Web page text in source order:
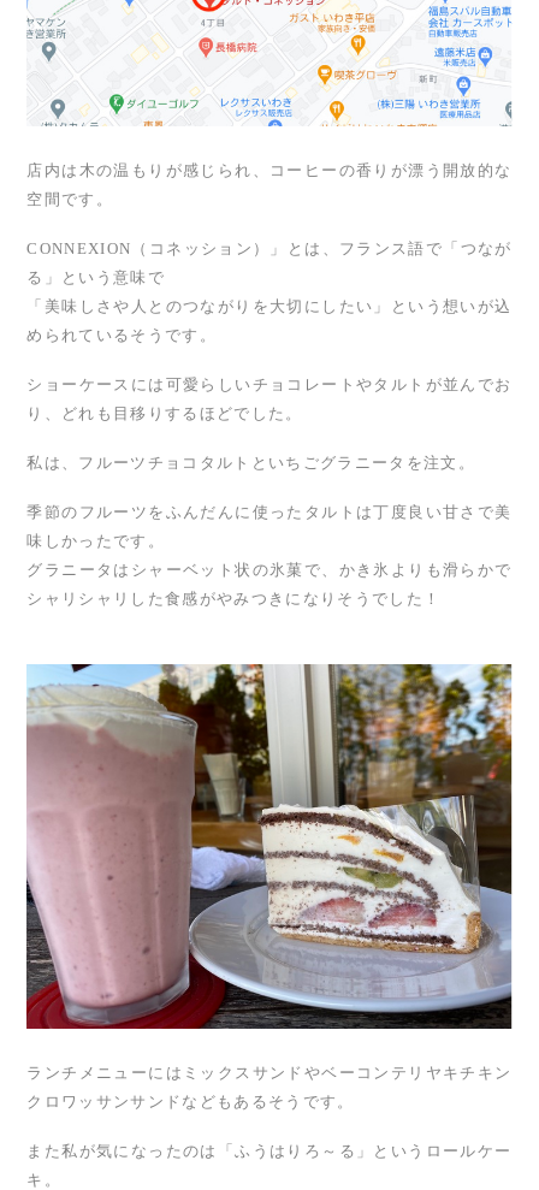
店内は木の温もりが感じられ、コーヒーの香りが漂う開放的な
空間です。
CONNEXION（コネッション）」とは、フランス語で「つなが
る」という意味で
「美味しさや人とのつながりを大切にしたい」という想いが込
められているそうです。
ショーケースには可愛らしいチョコレートやタルトが並んでお
り、どれも目移りするほどでした。
私は、フルーツチョコタルトといちごグラニータを注文。
季節のフルーツをふんだんに使ったタルトは丁度良い甘さで美
味しかったです。
グラニータはシャーベット状の氷菓で、かき氷よりも滑らかで
シャリシャリした食感がやみつきになりそうでした！
ランチメニューにはミックスサンドやベーコンテリヤキチキン
クロワッサンサンドなどもあるそうです。
また私が気になったのは「ふうはりろ～る」というロールケー
キ。